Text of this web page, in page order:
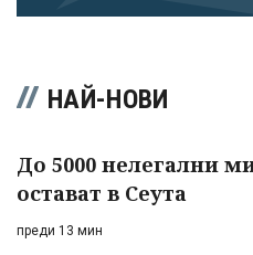
НАЙ-НОВИ
До 5000 нелегални
остават в Сеута
преди 13 мин